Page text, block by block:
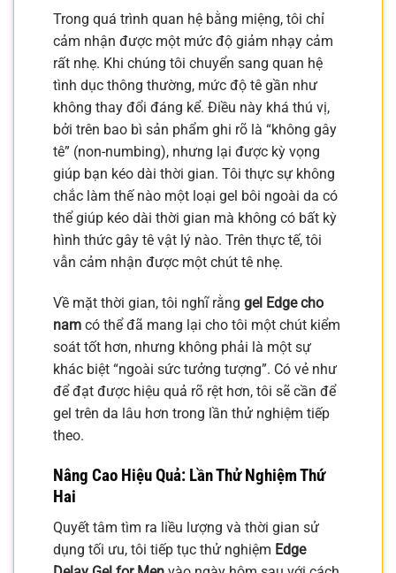
Trong quá trình quan hệ bằng miệng, tôi chỉ
cảm nhận được một mức độ giảm nhạy cảm
rất nhẹ. Khi chúng tôi chuyển sang quan hệ
tình dục thông thường, mức độ tê gần như
không thay đổi đáng kể. Điều này khá thú vị,
bởi trên bao bì sản phẩm ghi rõ là “không gây
tê” (non-numbing), nhưng lại được kỳ vọng
giúp bạn kéo dài thời gian. Tôi thực sự không
chắc làm thế nào một loại gel bôi ngoài da có
thể giúp kéo dài thời gian mà không có bất kỳ
hình thức gây tê vật lý nào. Trên thực tế, tôi
vẫn cảm nhận được một chút tê nhẹ.
Về mặt thời gian, tôi nghĩ rằng gel Edge cho
nam có thể đã mang lại cho tôi một chút kiểm
soát tốt hơn, nhưng không phải là một sự
khác biệt “ngoài sức tưởng tượng”. Có vẻ như
để đạt được hiệu quả rõ rệt hơn, tôi sẽ cần để
gel trên da lâu hơn trong lần thử nghiệm tiếp
theo.
Nâng Cao Hiệu Quả: Lần Thử Nghiệm Thứ
Hai
Quyết tâm tìm ra liều lượng và thời gian sử
dụng tối ưu, tôi tiếp tục thử nghiệm Edge